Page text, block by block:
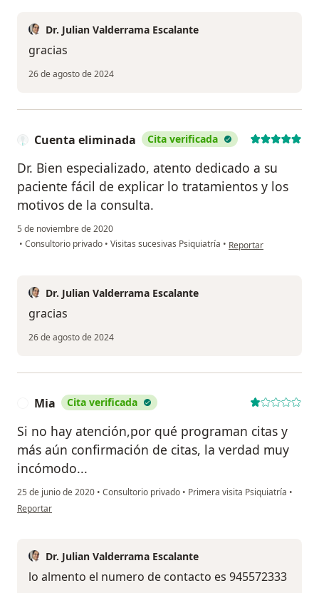
Dr. Julian Valderrama Escalante
gracias
26 de agosto de 2024
Cuenta eliminada Cita verificada
Dr. Bien especializado, atento dedicado a su
paciente fácil de explicar lo tratamientos y los
motivos de la consulta.
5 de noviembre de 2020
• Consultorio privado • Visitas sucesivas Psiquiatría • en opinión del
Reportar
Dr. Julian Valderrama Escalante
gracias
26 de agosto de 2024
Mia Cita verificada
Si no hay atención,por qué programan citas y
más aún confirmación de citas, la verdad muy
incómodo...
25 de junio de 2020 • Consultorio privado • Primera visita Psiquiatría •
en opinión del usuario Mia
Reportar
Dr. Julian Valderrama Escalante
lo almento el numero de contacto es 945572333